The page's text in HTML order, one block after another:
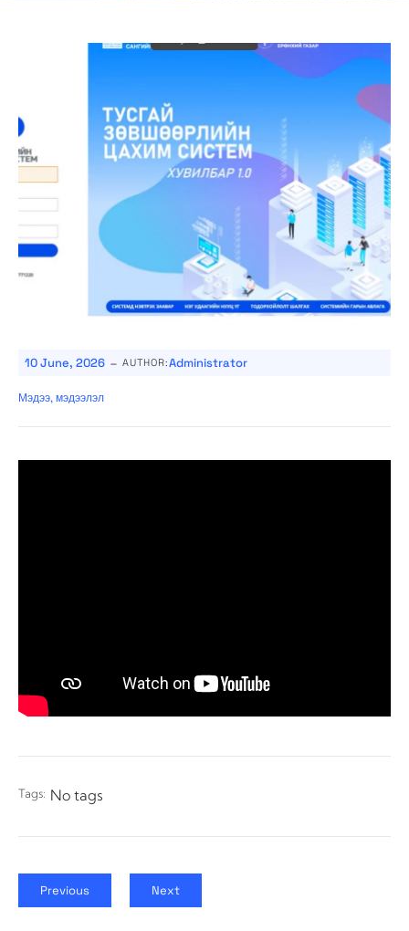
10 June, 2026 - AUTHOR:Administrator
Мэдээ, мэдээлэл
Tags: No tags
Previous Next